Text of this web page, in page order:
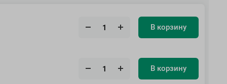
В корзину
В корзину